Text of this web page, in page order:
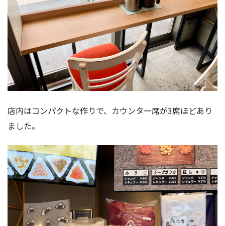
店内はコンパクトな作りで、カウンター席が3席ほどあり
ました。